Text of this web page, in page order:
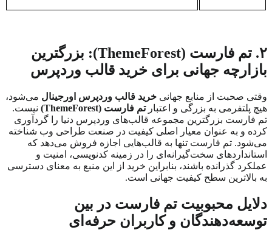
۲. تم فارست (ThemeForest): بزرگترین
بازارچه جهانی برای خرید قالب وردپرس
وقتی صحبت از منابع جهانی خرید قالب وردپرس اورجینال می‌شود،
هیچ پلتفرمی به بزرگی و اعتبارتم فارست (ThemeForest
) نیست.
تم فارست بزرگترین مجموعه قالب‌های وردپرس دنیا را گردآوری
کرده و به عنوان معیار اصلی کیفیت در صنعت طراحی وب شناخته
می‌شود. تم فارست تنها به قالب‌هایی اجازه فروش می‌دهد که
استانداردهای سخت‌گیرانه‌ای را در زمینه کدنویسی، امنیت و
عملکرد گذرانده باشند، بنابراین خرید از این منبع به معنای دسترسی
به بالاترین سطح کیفیت جهانی است.
دلایل محبوبیت تم فارست در بین
توسعه‌دهندگان و کاربران حرفه‌ای